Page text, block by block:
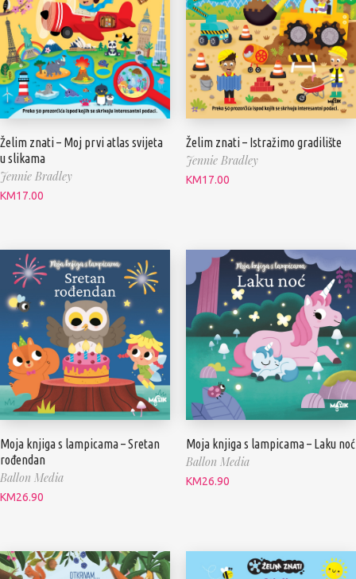
Želim znati – Moj prvi atlas svijeta
u slikama
Jennie Bradley
KM17.00
Želim znati – Istražimo gradilište
Jennie Bradley
KM17.00
Moja knjiga s lampicama – Sretan
rođendan
Ballon Media
KM26.90
Moja knjiga s lampicama – Laku noć
Ballon Media
KM26.90